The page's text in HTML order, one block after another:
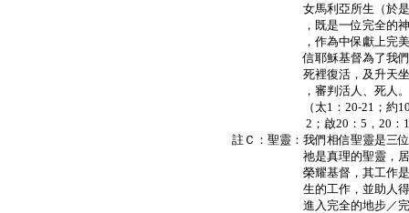
女馬利亞所生（於是，兩個
，既是一位完全的神，又是
，作為中保獻上完美的祭，
信耶穌基督為了我們的罪而
死裡復活，及升天坐在父上
，審判活人、死人。
（太1：20-21；約10：30；
2；啟20：5，20：11-
註Ｃ：聖靈：我們相信聖靈是三位一
祂是真理的聖靈，居住在信
榮耀基督，其工作是將真理
生的工作，並助人得著能力
進入完全的地步／完全